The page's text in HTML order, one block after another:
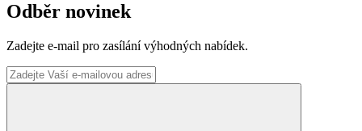
Odběr novinek
Zadejte e-mail pro zasílání výhodných nabídek.